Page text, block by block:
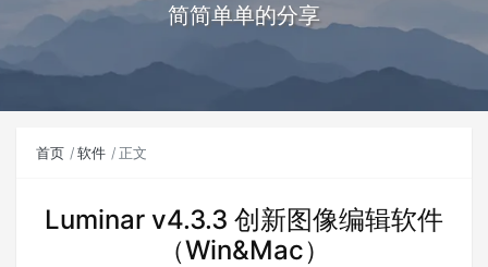
简简单单的分享
首页 软件 正文
Luminar v4.3.3 创新图像编辑软件
（Win&Mac）